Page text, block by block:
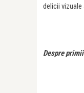
delicii vizuale
Despre